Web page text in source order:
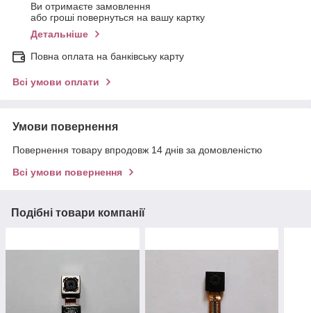
Ви отримаєте замовлення
або гроші повернуться на вашу картку
Детальніше
Повна оплата на банківську карту
Всі умови оплати
Умови повернення
Повернення товару впродовж 14 днів за домовленістю
Всі умови повернення
Подібні товари компанії